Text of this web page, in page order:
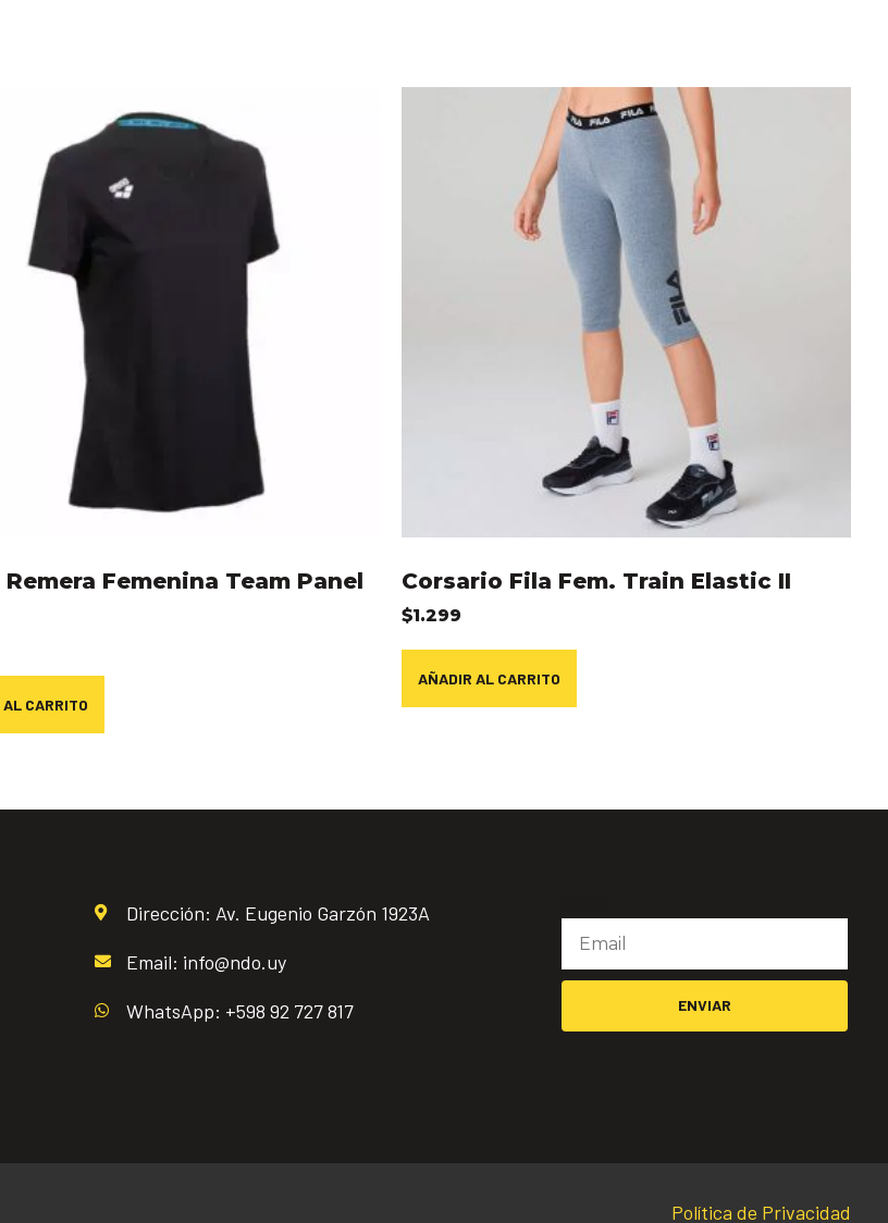
Femenina Team Panel
CARRITO
Corsario Fila Fem. Train Elastic II
$1.299
AÑADIR AL CARRITO
Dirección: Av. Eugenio Garzón 1923A
Email: info@ndo.uy
WhatsApp: +598 92 727 817 ENVIAR
Política de Privacidad